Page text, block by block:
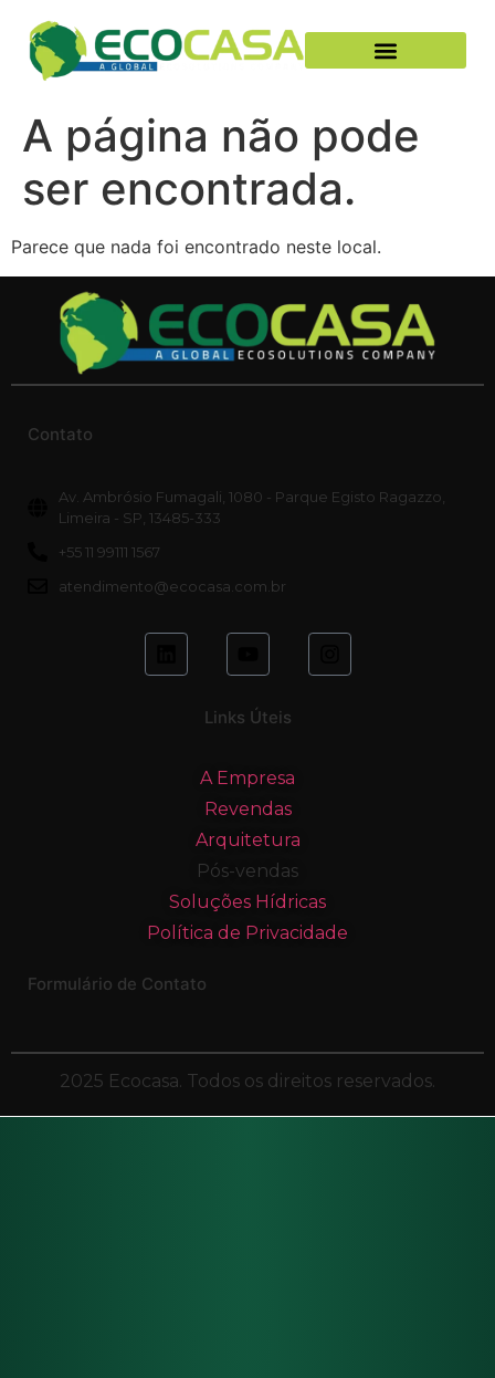
A página não pode
ser encontrada.
Parece que nada foi encontrado neste local.
Contato
Av. Ambrósio Fumagali, 1080 - Parque Egisto Ragazzo,
Limeira - SP, 13485-333
+55 11 99111 1567
atendimento@ecocasa.com.br
Links Úteis
A Empresa
Revendas
Arquitetura
Pós-vendas
Soluções Hídricas
Política de Privacidade
Formulário de Contato
2025 Ecocasa. Todos os direitos reservados.